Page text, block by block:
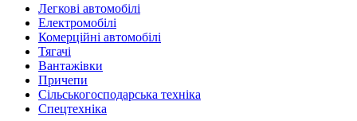
Легкові автомобілі
Електромобілі
Комерційні автомобілі
Тягачі
Вантажівки
Причепи
Сільськогосподарська техніка
Спецтехніка